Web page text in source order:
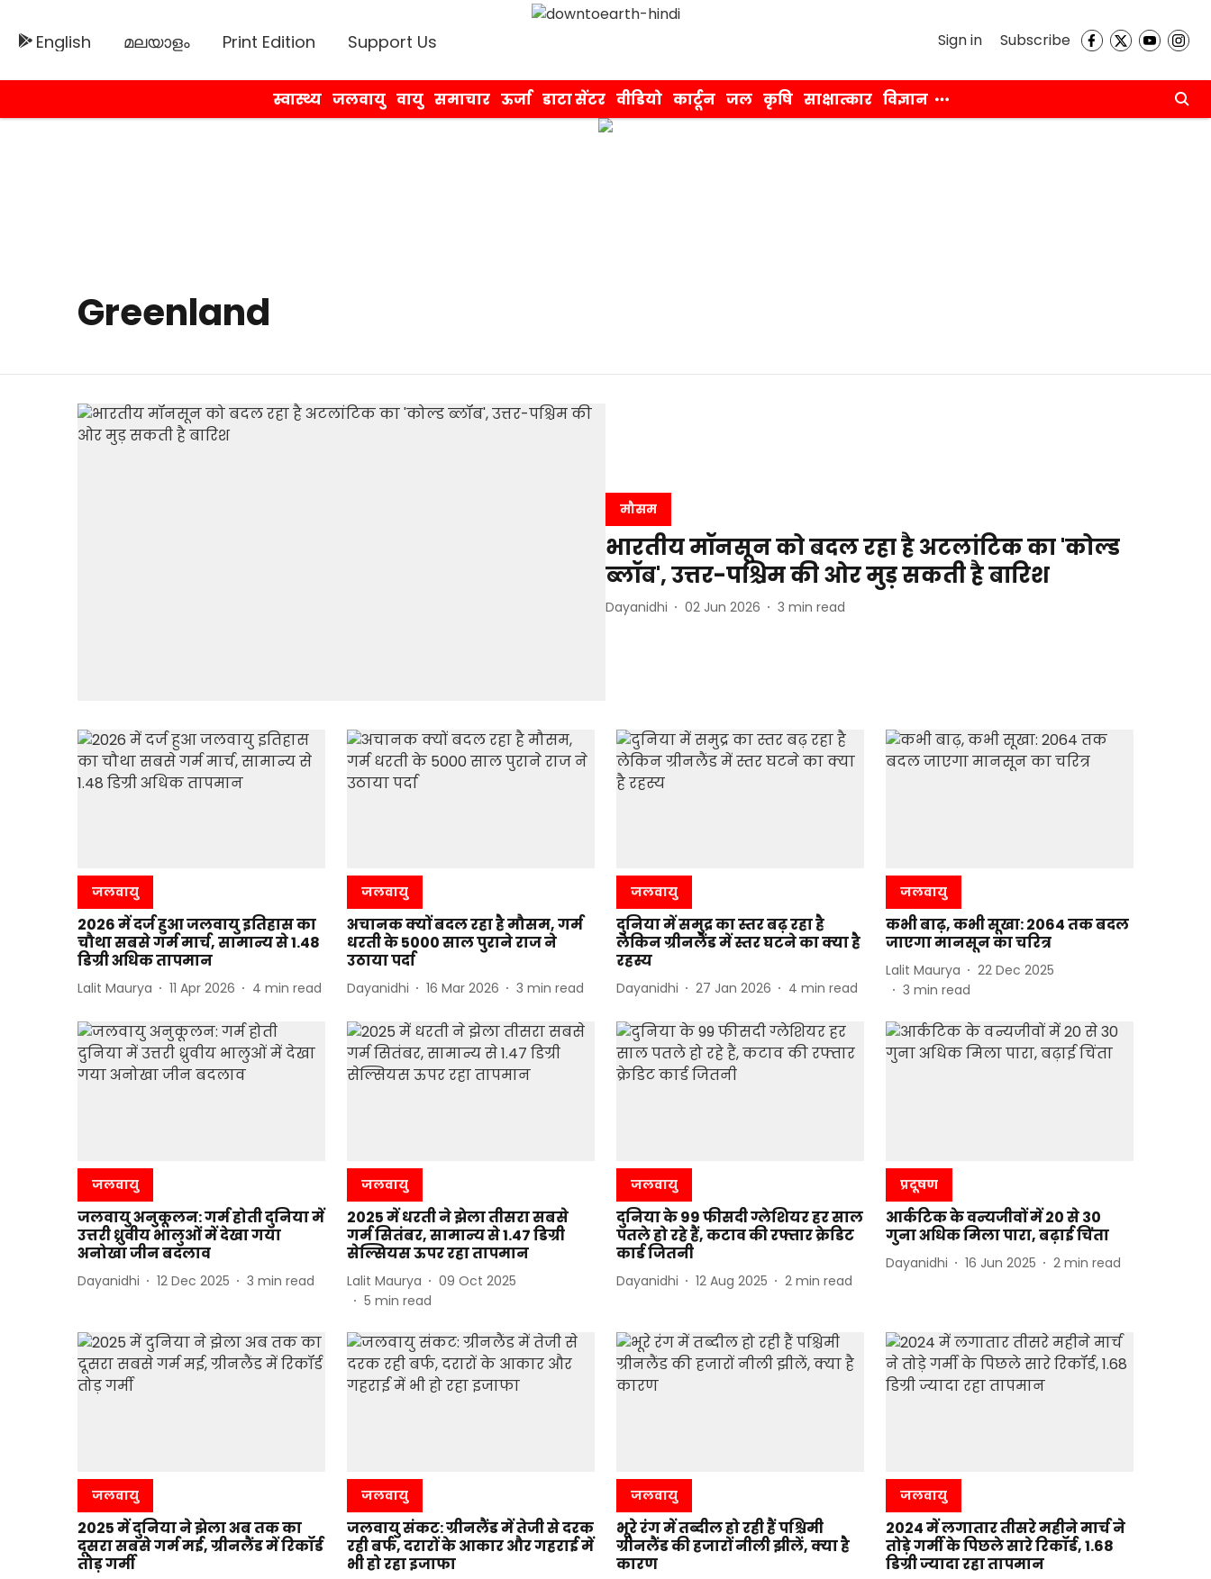
English മലയാളം Print Edition Support Us Sign in Subscribe
स्वास्थ्य जलवायु वायु समाचार ऊर्जा डाटा सेंटर वीडियो कार्टून जल कृषि साक्षात्कार विज्ञान
Greenland
मौसम
भारतीय मॉनसून को बदल रहा है अटलांटिक का 'कोल्ड
ब्लॉब', उत्तर-पश्चिम की ओर मुड़ सकती है बारिश
Dayanidhi 02 Jun 2026 3 min read
जलवायु
2026 में दर्ज हुआ जलवायु इतिहास का
चौथा सबसे गर्म मार्च, सामान्य से 1.48
डिग्री अधिक तापमान
Lalit Maurya 11 Apr 2026 4 min read
जलवायु
अचानक क्यों बदल रहा है मौसम, गर्म
धरती के 5000 साल पुराने राज ने
उठाया पर्दा
Dayanidhi 16 Mar 2026 3 min read
जलवायु
दुनिया में समुद्र का स्तर बढ़ रहा है
लेकिन ग्रीनलैंड में स्तर घटने का क्या है
रहस्य
Dayanidhi 27 Jan 2026 4 min read
जलवायु
कभी बाढ़, कभी सूखा: 2064 तक बदल
जाएगा मानसून का चरित्र
Lalit Maurya
22 Dec 2025
3 min read
जलवायु
जलवायु अनुकूलन: गर्म होती दुनिया में
उत्तरी ध्रुवीय भालुओं में देखा गया
अनोखा जीन बदलाव
Dayanidhi 12 Dec 2025 3 min read
जलवायु
2025 में धरती ने झेला तीसरा सबसे
गर्म सितंबर, सामान्य से 1.47 डिग्री
सेल्सियस ऊपर रहा तापमान
Lalit Maurya
09 Oct 2025
5 min read
जलवायु
दुनिया के 99 फीसदी ग्लेशियर हर साल
पतले हो रहे हैं, कटाव की रफ्तार क्रेडिट
कार्ड जितनी
Dayanidhi 12 Aug 2025 2 min read
प्रदूषण
आर्कटिक के वन्यजीवों में 20 से 30
गुना अधिक मिला पारा, बढ़ाई चिंता
Dayanidhi 16 Jun 2025 2 min read
जलवायु
2025 में दुनिया ने झेला अब तक का
दूसरा सबसे गर्म मई, ग्रीनलैंड में रिकॉर्ड
तोड़ गर्मी
जलवायु
जलवायु संकट: ग्रीनलैंड में तेजी से दरक
रही बर्फ, दरारों के आकार और गहराई में
भी हो रहा इजाफा
जलवायु
भूरे रंग में तब्दील हो रही हैं पश्चिमी
ग्रीनलैंड की हजारों नीली झीलें, क्या है
कारण
जलवायु
2024 में लगातार तीसरे महीने मार्च ने
तोड़े गर्मी के पिछले सारे रिकॉर्ड, 1.68
डिग्री ज्यादा रहा तापमान